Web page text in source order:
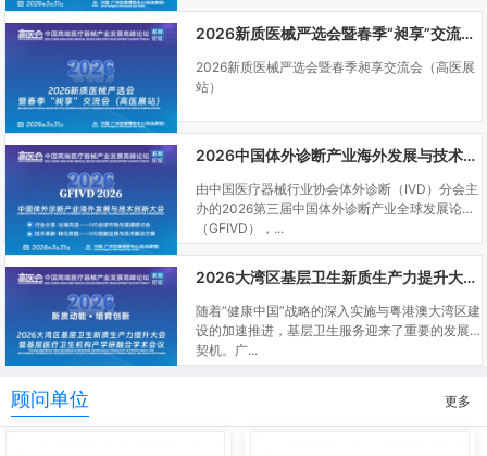
2026新质医械严选会暨春季“昶享”交流会（高医展站）
2026新质医械严选会暨春季昶享交流会（高医展
站）
2026中国体外诊断产业海外发展与技术创新大会
由中国医疗器械行业协会体外诊断（IVD）分会主
办的2026第三届中国体外诊断产业全球发展论坛
（GFIVD），...
2026大湾区基层卫生新质生产力提升大会暨基层医疗卫生机构产学研融合学术会议
随着“健康中国”战略的深入实施与粤港澳大湾区建
设的加速推进，基层卫生服务迎来了重要的发展
契机。广...
顾问单位 更多